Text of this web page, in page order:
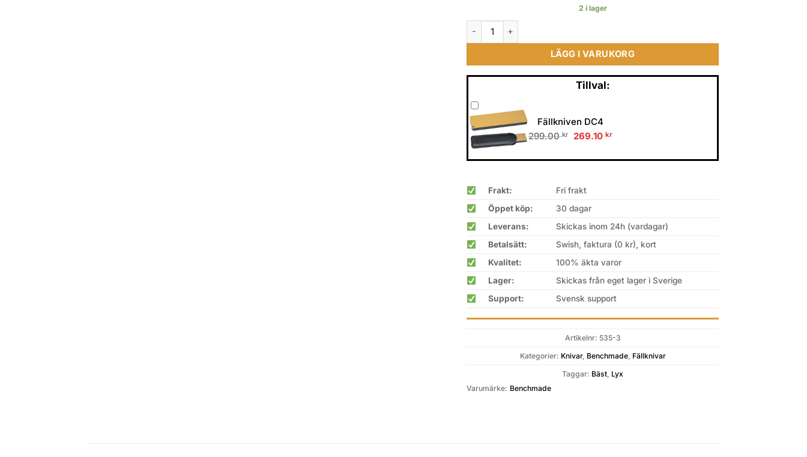
2 i lager
LÄGG I VARUKORG
Tillval:
Fällkniven DC4
299.00kr
Original
was:
269.10 krCurrent
is:
Frakt:
Fri frakt
Öppet köp:
30 dagar
Leverans:
Skickas inom 24h (vardagar)
Betalsätt:
Swish, faktura (0 kr), kort
Kvalitet:
100% äkta varor
Lager:
Skickas från eget lager i Sverige
Support:
Svensk support
Artikelnr: 535-3
Kategorier: Knivar, Benchmade, Fällknivar
Taggar: Bäst Lyx
Varumärke: Benchmade